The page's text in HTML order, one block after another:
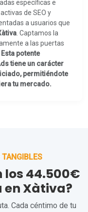
específicas e
de SEO y
a usuarios que
. Captamos la
a las puertas
Esta potente
tiene un carácter
permitiéndote
tu mercado.
TANGIBLES
los 44.500€
Xàtiva?
Cada céntimo de tu